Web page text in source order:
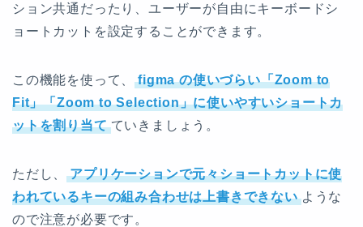
ション共通だったり、ユーザーが自由にキーボードシ
ョートカットを設定することができます。
この機能を使って、 figma の使いづらい「Zoom to
Fit」「Zoom to Selection」に使いやすいショートカ
ットを割り当て ていきましょう。
ただし、 アプリケーションで元々ショートカットに使
われているキーの組み合わせは上書きできない ような
ので注意が必要です。